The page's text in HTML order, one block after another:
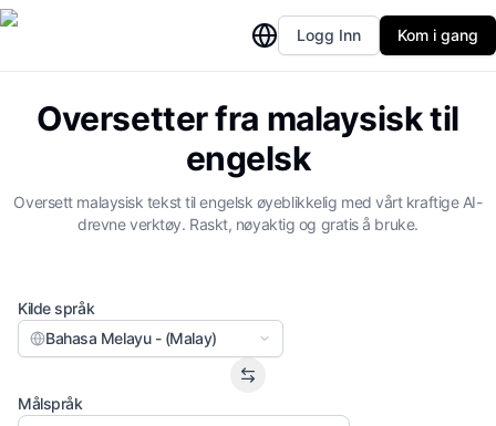
Logg Inn Kom i gang
Oversetter fra malaysisk til
engelsk
Oversett malaysisk tekst til engelsk øyeblikkelig med vårt kraftige AI-
drevne verktøy. Raskt, nøyaktig og gratis å bruke.
Kilde språk
Bahasa Melayu - (Malay)
Målspråk